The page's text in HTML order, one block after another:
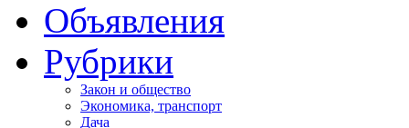
Объявления
Рубрики
Закон и общество
Экономика, транспорт
Дача